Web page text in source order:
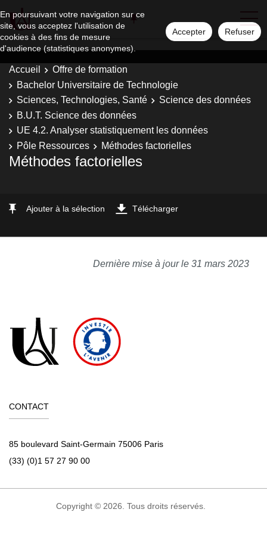
En poursuivant votre navigation sur ce
site, vous acceptez l'utilisation de
cookies à des fins de mesure
d'audience (statistiques anonymes).
Accepter Refuser
Accueil
Offre de formation
Bachelor Universitaire de Technologie
Sciences, Technologies, Santé
Science des données
B.U.T. Science des données
UE 4.2. Analyser statistiquement les données
Pôle Ressources
Méthodes factorielles
Méthodes factorielles
Ajouter à la sélection Télécharger
Dernière mise à jour le 31 mars 2023
CONTACT
85 boulevard Saint-Germain 75006 Paris
(33) (0)1 57 27 90 00
Copyright © 2026. Tous droits réservés.